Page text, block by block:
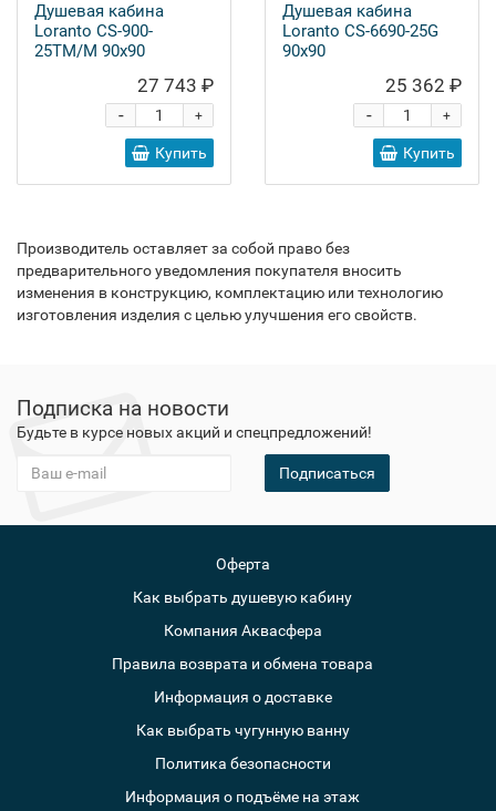
Душевая кабина
Loranto CS-900-
25TM/M 90x90
27 743 ₽
+
-
Купить
Душевая кабина
Loranto CS-6690-25G
90x90
25 362 ₽
+
-
Купить
Производитель оставляет за собой право без
предварительного уведомления покупателя вносить
изменения в конструкцию, комплектацию или технологию
изготовления изделия с целью улучшения его свойств.
Подписка на новости
Будьте в курсе новых акций и спецпредложений!
Подписаться
Оферта
Как выбрать душевую кабину
Компания Аквасфера
Правила возврата и обмена товара
Информация о доставке
Как выбрать чугунную ванну
Политика безопасности
Информация о подъёме на этаж